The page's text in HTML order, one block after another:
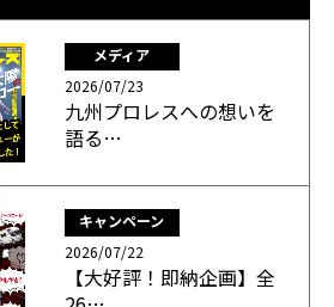
メディア
2026/07/23
九州プロレスへの想いを
語る…
キャンペーン
2026/07/22
【大好評！即納企画】全